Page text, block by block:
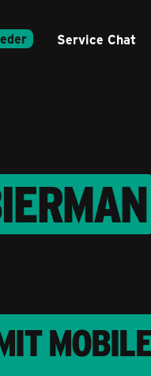
Service Chat